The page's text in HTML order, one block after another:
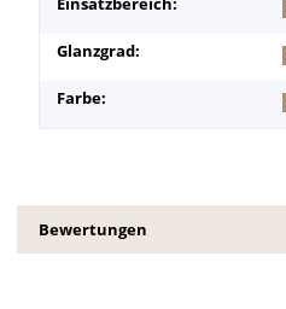
Glanzgrad:
Farbe:
Bewertungen